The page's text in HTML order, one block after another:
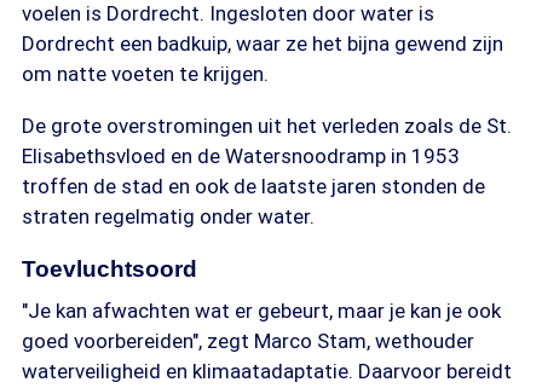
voelen is Dordrecht. Ingesloten door water is
Dordrecht een badkuip, waar ze het bijna gewend zijn
om natte voeten te krijgen.
De grote overstromingen uit het verleden zoals de St.
Elisabethsvloed en de Watersnoodramp in 1953
troffen de stad en ook de laatste jaren stonden de
straten regelmatig onder water.
Toevluchtsoord
"Je kan afwachten wat er gebeurt, maar je kan je ook
goed voorbereiden", zegt Marco Stam, wethouder
waterveiligheid en klimaatadaptatie. Daarvoor bereidt